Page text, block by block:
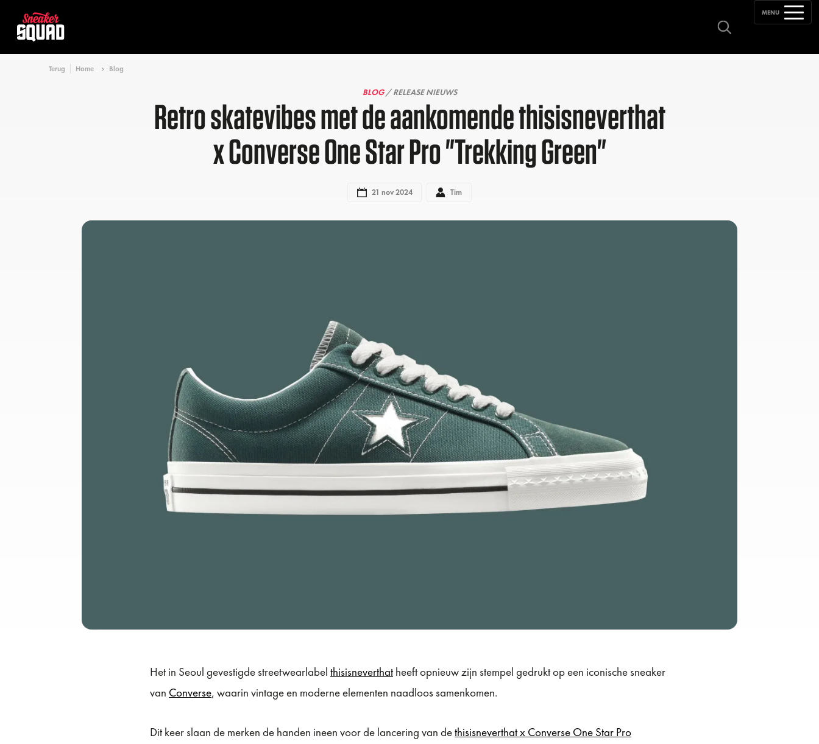
MENU
Terug Home Blog
BLOG/ RELEASE NIEUWS
Retro skatevibes met de aankomende thisisneverthat
x Converse One Star Pro "Trekking Green"
21 nov 2024 Tim
Het in Seoul gevestigde streetwearlabel thisisneverthat heeft opnieuw zijn stempel gedrukt op een iconische sneaker
van Converse, waarin vintage en moderne elementen naadloos samenkomen.
Dit keer slaan de merken de handen ineen voor de lancering van dethisisneverthat x Converse One Star Pro